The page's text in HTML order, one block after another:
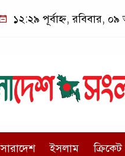
১২:২৯ পূর্বাহ্ন, রবিবার,
সারাদেশ ইসলাম ক্রিকেট